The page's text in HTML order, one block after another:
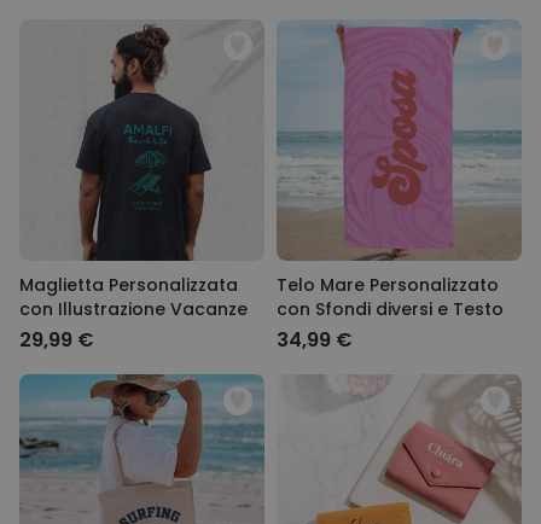
Maglietta Personalizzata
con Illustrazione Vacanze
29,99 €
Telo Mare Personalizzato
con Sfondi diversi e Testo
34,99 €